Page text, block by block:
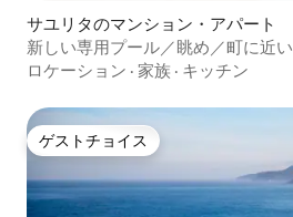
サユリタのマンション・アパート
新しい専用プール／眺め／町に近い
ロケーション · 家族 · キッチン
ゲストチョイス
ゲストチョイス